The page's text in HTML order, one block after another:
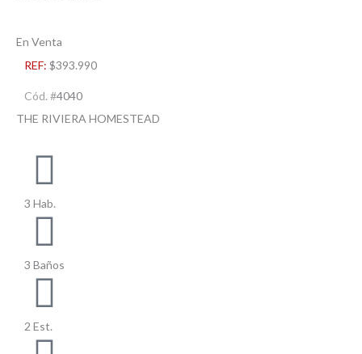
En Venta
REF: $393.990
Cód. #4040
THE RIVIERA HOMESTEAD
3 Hab.
3 Baños
2 Est.